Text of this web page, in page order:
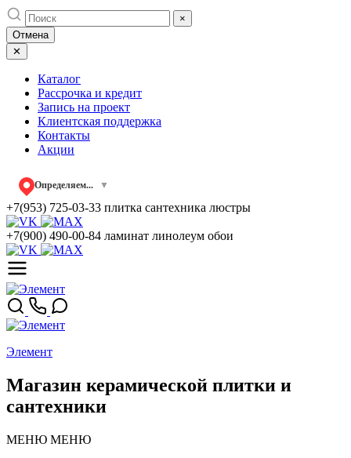
Skip
to
content
×
Отмена
✕
Каталог
Рассрочка и кредит
Запись на проект
Клиентская поддержка
Контакты
Акции
Определяем... ▼
+7(953) 725-03-33 плитка сантехника люстры
+7(900) 490-00-84 ламинат линолеум обои
Элемент
Магазин керамической плитки и
сантехники
МЕНЮ МЕНЮ